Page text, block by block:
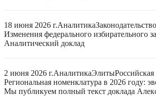
18 июня 2026 г.АналитикаЗаконодательство
Изменения федерального избирательного
Аналитический доклад
2 июня 2026 г.АналитикаЭлиты
Региональная номенклатура в 2026 году:
Мы публикуем полный текст доклада